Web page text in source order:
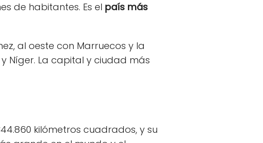
de habitantes. Es el país más
al oeste con Marruecos y la
Níger. La capital y ciudad más
kilómetros cuadrados, y su